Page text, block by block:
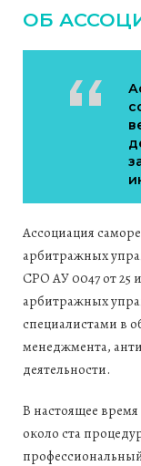
ОБ
Ассоциация
арбитражных
СРО АУ 0047 от 25
арбитражных
специалистами в
менеджмента,
деятельности.
В настоящее
около ста